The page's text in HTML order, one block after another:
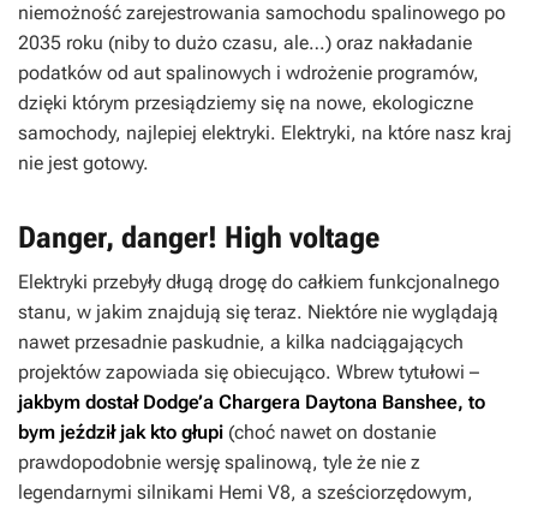
niemożność zarejestrowania samochodu spalinowego po
2035 roku (niby to dużo czasu, ale…) oraz nakładanie
podatków od aut spalinowych i wdrożenie programów,
dzięki którym przesiądziemy się na nowe, ekologiczne
samochody, najlepiej elektryki. Elektryki, na które nasz kraj
nie jest gotowy.
Danger, danger! High voltage
Elektryki przebyły długą drogę do całkiem funkcjonalnego
stanu, w jakim znajdują się teraz. Niektóre nie wyglądają
nawet przesadnie paskudnie, a kilka nadciągających
projektów zapowiada się obiecująco. Wbrew tytułowi –
jakbym dostał Dodge’a Chargera Daytona Banshee, to
bym jeździł jak kto głupi (choć nawet on dostanie
prawdopodobnie wersję spalinową, tyle że nie z
legendarnymi silnikami Hemi V8, a sześciorzędowym,